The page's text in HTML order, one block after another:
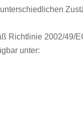
Richtlinie 2002/49/
unter: